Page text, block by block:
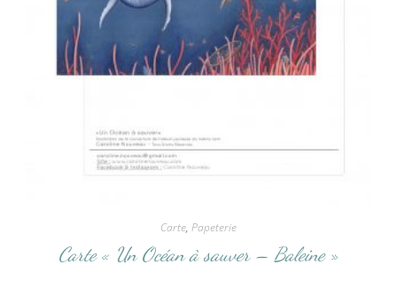
Carte, Papeterie
Carte « Un Océan à sauver – Baleine »